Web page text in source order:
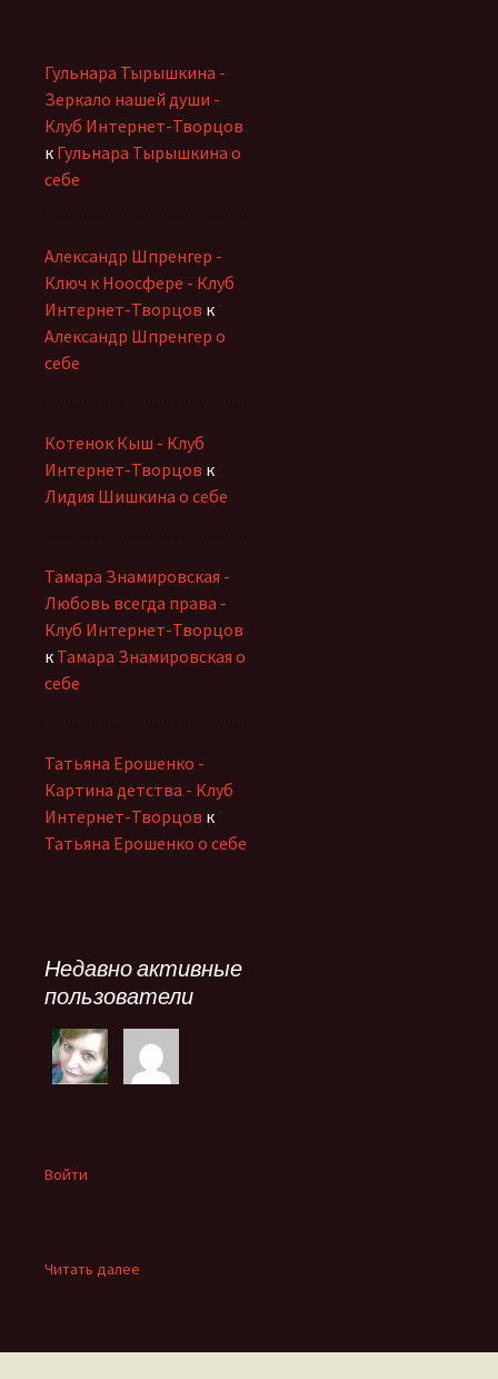
Гульнара Тырышкина -
Зеркало нашей души -
Клуб Интернет-Творцов
к Гульнара Тырышкина о
себе
Александр Шпренгер -
Ключ к Ноосфере - Клуб
Интернет-Творцов к
Александр Шпренгер о
себе
Котенок Кыш - Клуб
Интернет-Творцов к
Лидия Шишкина о себе
Тамара Знамировская -
Любовь всегда права -
Клуб Интернет-Творцов
к Тамара Знамировская о
себе
Татьяна Ерошенко -
Картина детства - Клуб
Интернет-Творцов к
Татьяна Ерошенко о себе
Недавно активные
пользователи
Войти
Читать далее